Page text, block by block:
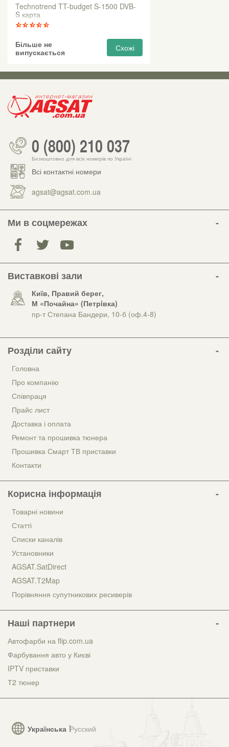
Technotrend TT-budget S-1500 DVB-
S карта
Більше не
випускається
Схожі
0 (800) 210 037
Безкоштовно для всіх номерів по Україні
Всі контактні номери
agsat@agsat.com.ua
Ми в соцмережах
Виставкові зали
Київ, Правий берег,
М «Почайна» (Петрiвка)
пр-т Степана Бандери, 10-б (оф.4-8)
Українська Русский
Розділи сайту
Головна
Про компанію
Співпраця
Прайс лист
Доставка і оплата
Ремонт та прошивка тюнера
Прошивка Смарт ТВ приставки
Контакти
Корисна інформація
Товарні новини
Статті
Списки каналів
Установники
AGSAT.SatDirect
AGSAT.T2Map
Порівняння супутникових ресиверів
Наші партнери
Автофарби на flip.com.ua
Фарбування авто у Києві
IPTV приставки
Т2 тюнер